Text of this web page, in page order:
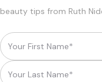
beauty tips from Ruth